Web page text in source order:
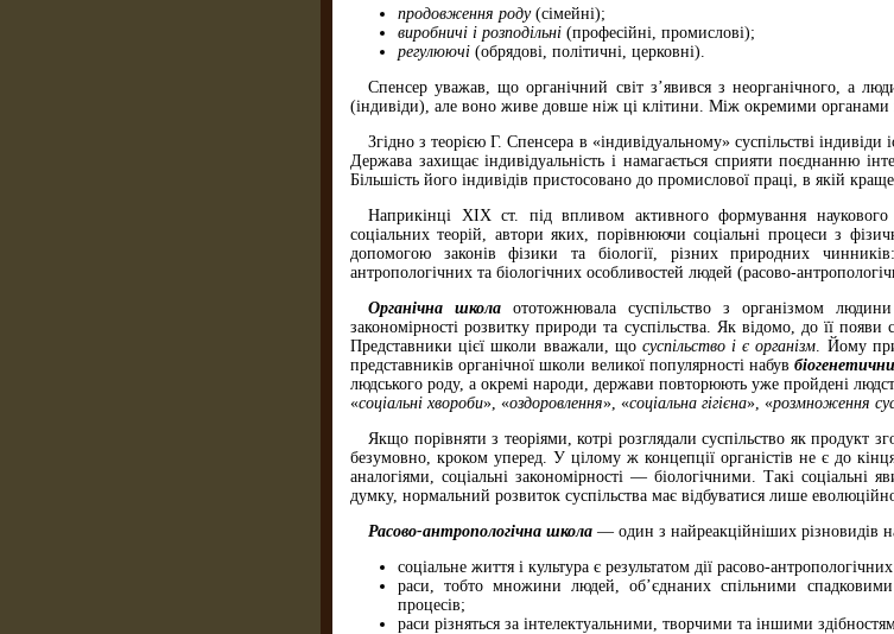
продовження роду(сімейні);
виробничі і розподільні (професійні, промислові);
регулюючі (обрядові, політичні, церковні).
Спенсер уважав, що органічний світ з’явився з неорганічного, а
(індивіди), але воно живе довше ніж ці клітини. Між окремими органами
Згідно з теорією Г. Спенсера в «індивідуальному» суспільстві
Держава захищає індивідуальність і намагається сприяти поєднанню
Більшість його індивідів пристосовано до промислової праці, в якій краще
Наприкінці XIX ст. під впливом активного формування наукового
соціальних теорій, автори яких, порівнюючи соціальні процеси з
допомогою законів фізики та біології, різних природних
антропологічних та біологічних особливостей людей (расово-
Органічна школа
ототожнювала суспільство з організмом
закономірності розвитку природи та суспільства. Як відомо, до її
Пред­ставники цієї школи вважали, що суспільство і є організм. Йому
представників органічної школи великої популярності набув
людського роду, а окремі народи, держави повторюють уже пройдені
«соціальні хво­роби», «оздоровлення», «соціальна гігієна», «розмноження
Якщо порівняти з теоріями, котрі розглядали суспільство як продукт
безумовно, кроком уперед. У цілому ж концепції органістів не є до
аналогіями, соціальні закономірності — біологічними. Такі
думку, нормальний розвиток суспільства має відбуватися лише
Расово-антропологічна школа — один з найреакційніших різ­новидів
соціальне життя і культура є результатом дії расово-
раси, тобто множини людей, об’єднаних спільними спадковими
процесів;
раси різняться за інтелектуальними, творчими та іншими